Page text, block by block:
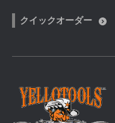
クイックオーダー